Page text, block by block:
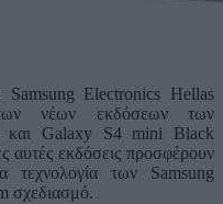
Electronics Hellas
των νέων εκδόσεων των
και Galaxy S4 mini Black
αυτές εκδόσεις προσφέρουν
τεχνολογία των Samsung
σχεδιασμό.